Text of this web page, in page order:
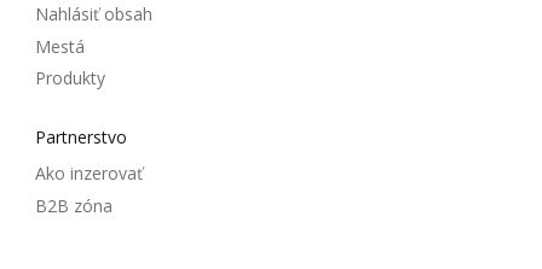
Nahlásiť obsah
Mestá
Produkty
Partnerstvo
Ako inzerovať
B2B zóna